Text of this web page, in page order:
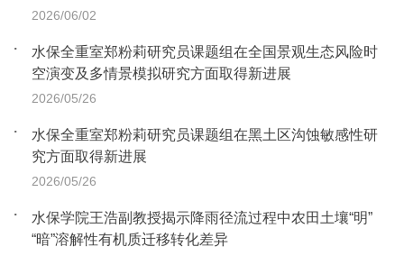
2026/06/02
水保全重室郑粉莉研究员课题组在全国景观生态风险时
空演变及多情景模拟研究方面取得新进展
2026/05/26
水保全重室郑粉莉研究员课题组在黑土区沟蚀敏感性研
究方面取得新进展
2026/05/26
水保学院王浩副教授揭示降雨径流过程中农田土壤“明”
“暗”溶解性有机质迁移转化差异